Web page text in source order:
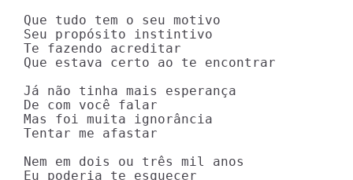
Que tudo tem o seu motivo
Seu propósito instintivo
Te fazendo acreditar
Que estava certo ao te encontrar
Já não tinha mais esperança
De com você falar
Mas foi muita ignorância
Tentar me afastar
Nem em dois ou três mil anos
Eu poderia te esquecer